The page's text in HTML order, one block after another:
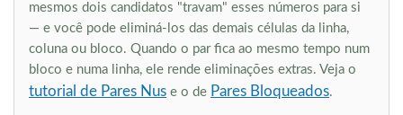
mesmos dois candidatos "travam" esses números para si
— e você pode eliminá-los das demais células da linha,
coluna ou bloco. Quando o par fica ao mesmo tempo num
bloco e numa linha, ele rende eliminações extras. Veja o
tutorial de Pares Nus e o de Pares Bloqueados.